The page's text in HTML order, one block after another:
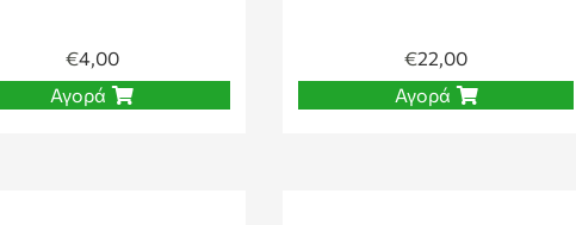
€4,00
Αγορά
€22,00
Αγορά